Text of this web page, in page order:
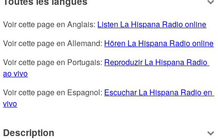
Voir cette page en Anglais: Listen La Hispana Radio online
Voir cette page en Allemand: Hören La Hispana Radio online
Voir cette page en Portugais: Reproduzir La Hispana Radio
ao vivo
Voir cette page en Espagnol: Escuchar La Hispana Radio en
vivo
Description